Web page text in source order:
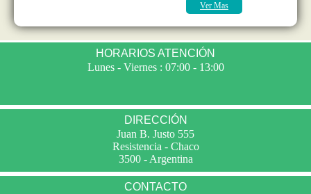
Ver Mas
HORARIOS ATENCIÓN
Lunes - Viernes : 07:00 - 13:00
DIRECCIÓN
Juan B. Justo 555
Resistencia - Chaco
3500 - Argentina
CONTACTO